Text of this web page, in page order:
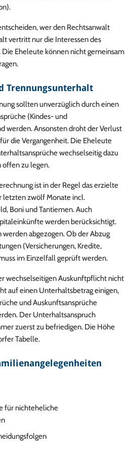
wer den Rechtsanwalt
vertritt nur die Interessen des
Eheleute können nicht gemeinsam
Trennungsunterhalt
sollten unverzüglich durch einen
(Kindes- und
werden. Ansonsten droht der Verlust
die Vergangenheit. Die Eheleute
wechselseitig dazu
zu legen.
ist in der Regel das erzielte
letzten zwölf Monate incl.
Boni und Tantiemen. Auch
werden berücksichtigt.
abgezogen. Ob der Abzug
(Versicherungen, Kredite,
im Einzelfall geprüft werden.
wechselseitigen Auskunftpflicht nicht
auf einen Unterhaltsbetrag einigen,
und Auskunftsansprüche
Der Unterhaltsanspruch
zuerst zu befriedigen. Die Höhe
Tabelle.
für nichteheliche